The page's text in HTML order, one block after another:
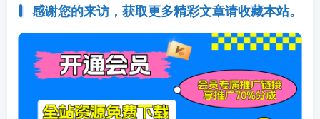
感谢您的来访，获取更多精彩文章请收藏本站。